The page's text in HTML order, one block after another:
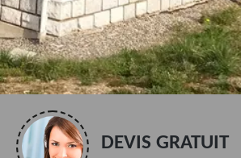
DEVIS GRATUIT